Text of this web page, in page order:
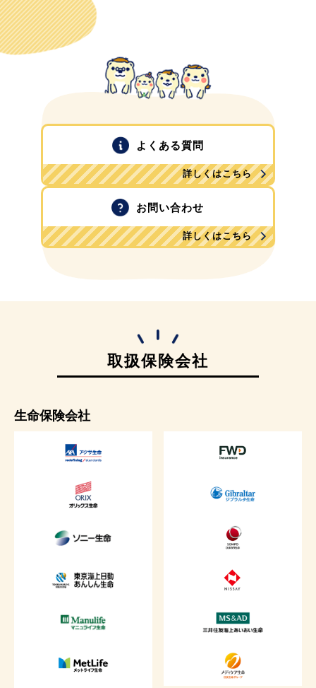
よくある質問
詳しくはこちら
お問い合わせ
詳しくはこちら
取扱保険会社
生命保険会社